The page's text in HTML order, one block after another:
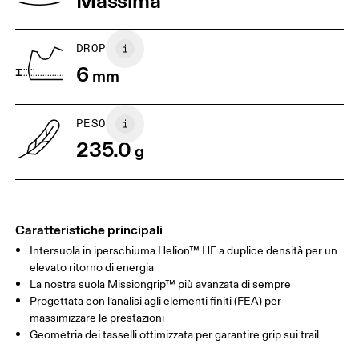
UK 3
Scorri in orizzontale per visualizzare la tabella
DROP
6mm
PESO
235.0g
Caratteristiche principali
Intersuola in iperschiuma Helion™ HF a duplice densità per un
elevato ritorno di energia
La nostra suola Missiongrip™ più avanzata di sempre
Progettata con l’analisi agli elementi finiti (FEA) per
massimizzare le prestazioni
Geometria dei tasselli ottimizzata per garantire grip sui trail